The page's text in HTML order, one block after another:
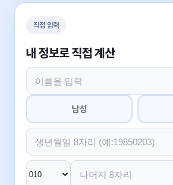
직접 입력
내 정보로 직접 계산
남성